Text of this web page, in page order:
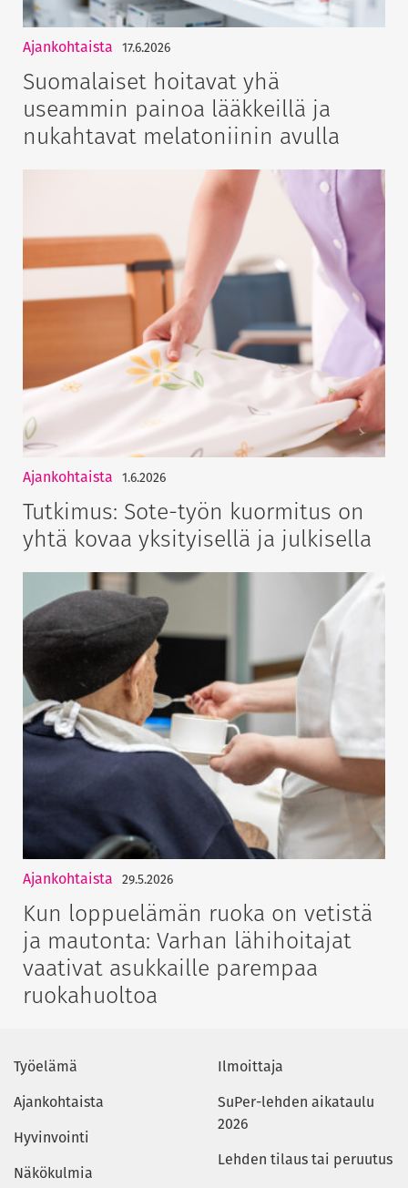
Ajankohtaista 17.6.2026
Suomalaiset hoitavat yhä
useammin painoa lääkkeillä ja
nukahtavat melatoniinin avulla
Ajankohtaista 1.6.2026
Tutkimus: Sote-työn kuormitus on
yhtä kovaa yksityisellä ja julkisella
Ajankohtaista 29.5.2026
Kun loppuelämän ruoka on vetistä
ja mautonta: Varhan lähihoitajat
vaativat asukkaille parempaa
ruokahuoltoa
Työelämä
Ajankohtaista
Hyvinvointi
Näkökulmia
Ilmoittaja
SuPer-lehden aikataulu
2026
Lehden tilaus tai peruutus